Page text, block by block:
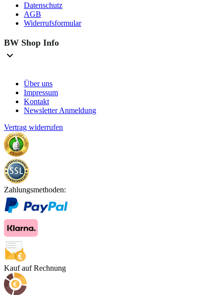
Datenschutz
AGB
Widerrufsformular
BW Shop Info
Über uns
Impressum
Kontakt
Newsletter Anmeldung
Vertrag widerrufen
Zahlungsmethoden:
Kauf auf Rechnung